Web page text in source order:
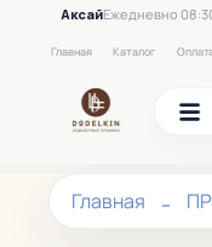
АксайЕжедневно
Главная Каталог
Главная